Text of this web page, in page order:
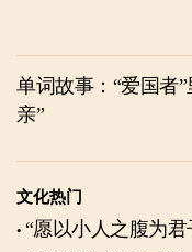
单词故事：“爱国者
亲”
文化热门
“愿以小人之腹为君